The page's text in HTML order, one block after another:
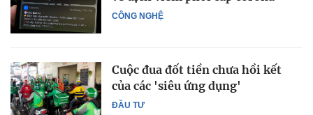
CÔNG NGHỆ
ĐẦU TƯ
Cuộc đua đốt tiền chưa hồi kết
của các 'siêu ứng dụng'